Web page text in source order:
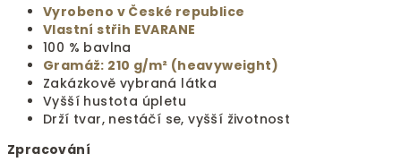
Vyrobeno v České republice
Vlastní střih EVARANE
100 % bavlna
Gramáž: 210 g/m² (heavyweight)
Zakázkově vybraná látka
Vyšší hustota úpletu
Drží tvar, nestáčí se, vyšší životnost
Zpracování